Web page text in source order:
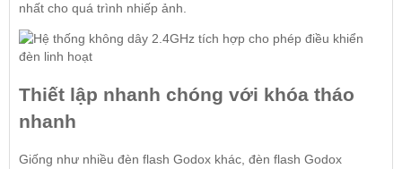
nhất cho quá trình nhiếp ảnh.
Thiết lập nhanh chóng với khóa tháo
nhanh
Giống như nhiều đèn flash Godox khác, đèn flash Godox